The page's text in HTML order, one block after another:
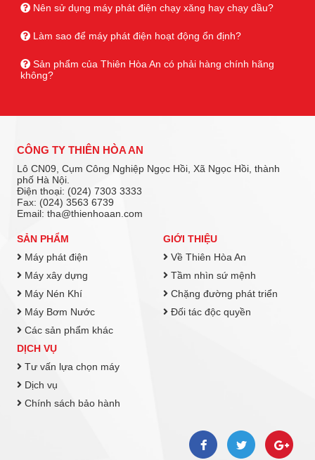
Nên sử dụng máy phát điện chạy xăng hay chạy dầu?
Làm sao để máy phát điện hoạt động ổn định?
Sản phẩm của Thiên Hòa An có phải hàng chính hãng
không?
CÔNG TY THIÊN HÒA AN
Lô CN09, Cụm Công Nghiệp Ngọc Hồi, Xã Ngọc Hồi, thành
phố Hà Nội.
Điện thoại: (024) 7303 3333
Fax: (024) 3563 6739
Email: tha@thienhoaan.com
SẢN PHẨM
Máy phát điện
Máy xây dựng
Máy Nén Khí
Máy Bơm Nước
Các sản phẩm khác
GIỚI THIỆU
Về Thiên Hòa An
Tầm nhìn sứ mệnh
Chặng đường phát triển
Đối tác độc quyền
DỊCH VỤ
Tư vấn lựa chọn máy
Dịch vụ
Chính sách bảo hành